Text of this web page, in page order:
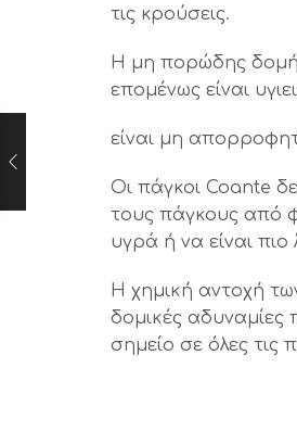
τις κρούσεις.
Η μη πορώδης δομή
επομένως είναι
είναι μη
Οι πάγκοι Coante
τους πάγκους από
υγρά ή να είναι
Η χημική αντοχή
δομικές αδυναμίες
σημείο σε όλες τις